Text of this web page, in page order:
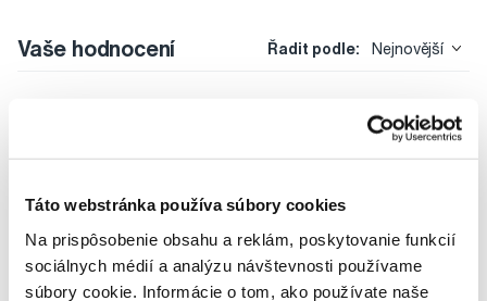
Táto webstránka používa súbory cookies
Na prispôsobenie obsahu a reklám, poskytovanie funkcií
sociálnych médií a analýzu návštevnosti používame
súbory cookie. Informácie o tom, ako používate naše
Vaše hodnocení Řadit podle: Nejnovější
Doporučené produkty
Dizajn Navigátor Slnečné okuliare Babiators